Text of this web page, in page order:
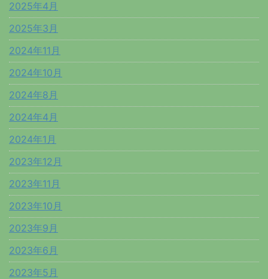
2025年4月
2025年3月
2024年11月
2024年10月
2024年8月
2024年4月
2024年1月
2023年12月
2023年11月
2023年10月
2023年9月
2023年6月
2023年5月